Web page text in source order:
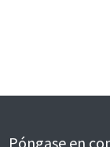
Póngase en